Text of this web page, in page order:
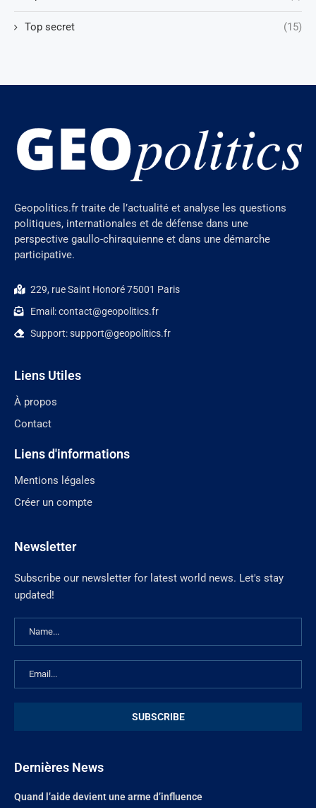
Top secret (15)
Geopolitics.fr traite de l’actualité et analyse les questions
politiques, internationales et de défense dans une
perspective gaullo-chiraquienne et dans une démarche
participative.
229, rue Saint Honoré 75001 Paris
Email: contact@geopolitics.fr
Support: support@geopolitics.fr
Liens Utiles
À propos
Contact
Liens d'informations
Mentions légales
Créer un compte
Newsletter
Subscribe our newsletter for latest world news. Let's stay
updated!
Dernières News
Quand l’aide devient une arme d’influence